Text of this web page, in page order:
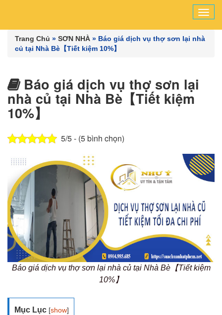
Trang Chủ » SƠN NHÀ » Báo giá dịch vụ thợ sơn lại nhà
củ tại Nhà Bè【Tiết kiệm 10%】
Báo giá dịch vụ thợ sơn lại
nhà củ tại Nhà Bè【Tiết kiệm
10%】
5/5 - (5 bình chọn)
Báo giá dịch vụ thợ sơn lại nhà củ tại Nhà Bè【Tiết kiệm
10%】
Mục Lục [show]